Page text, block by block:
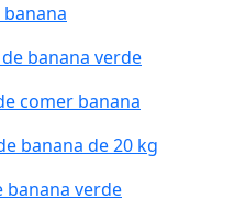
banana verde
comer banana
banana de 20 kg
verde